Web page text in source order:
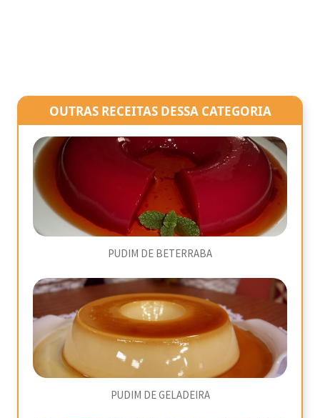
OUTRAS RECEITAS DESSA CATEGORIA
PUDIM DE BETERRABA
PUDIM DE GELADEIRA